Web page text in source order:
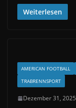
Weiterlesen
AMERICAN FOOTBALL
TRABRENNSPORT
Dezember 31, 2025